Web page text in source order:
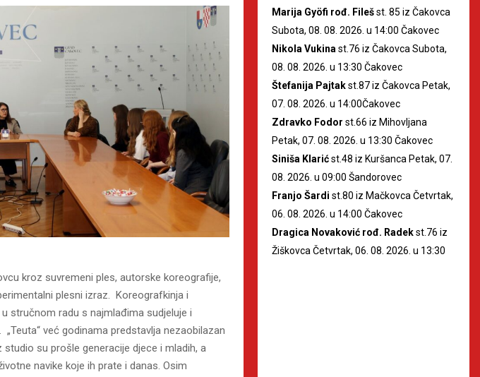
kroz suvremeni ples, autorske koreografije,
plesni izraz. Koreografkinja i
stručnom radu s najmlađima sudjeluje i
već godinama predstavlja nezaobilazan
su prošle generacije djece i mladih, a
navike koje ih prate i danas. Osim
Marija Gyöfi rođ. Filešst. 85 iz Čakovca
Subota, 08. 08. 2026. u 14:00 Čakovec
Nikola Vukina st.76 iz Čakovca Subota,
08. 08. 2026. u 13:30 Čakovec
Štefanija Pajtakst.87 iz Čakovca Petak,
07. 08. 2026. u 14:00Čakovec
Zdravko Fodor st.66 iz Mihovljana
Petak, 07. 08. 2026. u 13:30 Čakovec
Siniša Klarićst.48 iz Kuršanca Petak, 07.
08. 2026. u 09:00 Šandorovec
Franjo Šardi st.80 iz Mačkovca Četvrtak,
06. 08. 2026. u 14:00 Čakovec
Dragica Novaković rođ. Radekst.76 iz
Žiškovca Četvrtak, 06. 08. 2026. u 13:30